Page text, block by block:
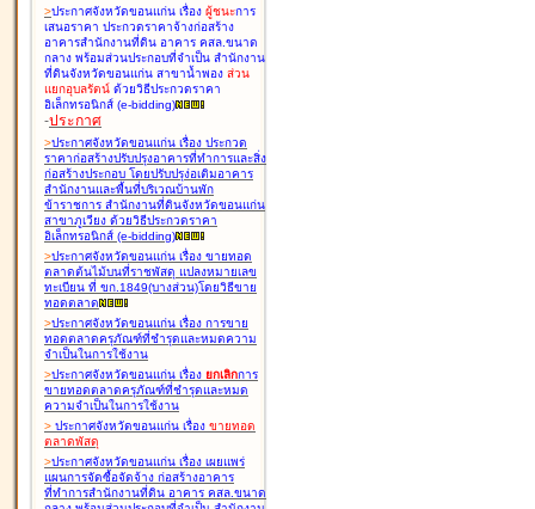
>ประกาศจังหวัดขอนแก่น เรื่อง ผู้ชนะการ
เสนอราคา ประกวดราคาจ้างก่อสร้าง
อาคารสำนักงานที่ดิน อาคาร คสล.ขนาด
กลาง พร้อมส่วนประกอบที่จำเป็น สำนักงาน
ที่ดินจังหวัดขอนแก่น สาขาน้ำพอง ส่วน
แยกอุบลรัตน์ ด้วยวิธีประกวดราคา
อิเล็กทรอนิกส์ (e-bidding)
-ประกาศ
>ประกาศจังหวัดขอนแก่น เรื่อง ประกวด
ราคาก่อสร้างปรับปรุงอาคารที่ทำการและสิ่ง
ก่อสร้างประกอบ โดยปรับปรุง่อเติมอาคาร
สำนักงานและพื้นที่บริเวณบ้านพัก
ข้าราชการ สำนักงานที่ดินจังหวัดขอนแก่น
สาขาภูเวียง ด้วยวิธีประกวดราคา
อิเล็กทรอนิกส์ (e-bidding)
>ประกาศจังหวัดขอนแก่น เรื่อง ขายทอด
ตลาดต้นไม้บนที่ราชพัสดุ แปลงหมายเลข
ทะเบียน ที่ ขก.1849(บางส่วน)โดยวิธีขาย
ทอดตลาด
>ประกาศจังหวัดขอนแก่น เรื่อง การขาย
ทอดตลาดครุภัณฑ์ที่ชำรุดและหมดความ
จำเป็นในการใช้งาน
>ประกาศจังหวัดขอนแก่น เรื่อง ยกเลิกการ
ขายทอดตลาดครุภัณฑ์ที่ชำรุดและหมด
ความจำเป็นในการใช้งาน
> ประกาศจังหวัดขอนแก่น เรื่อง ขายทอด
ตลาดพัสดุ
>ประกาศจังหวัดขอนแก่น เรื่อง เผยแพร่
แผนการจัดซื้อจัดจ้าง ก่อสร้างอาคาร
ที่ทำการสำนักงานที่ดิน อาคาร คสล.ขนาด